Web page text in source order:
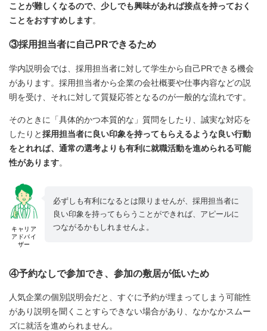
ことが難しくなるので、少しでも興味があれば接点を持っておく
ことをおすすめします。
③採用担当者に自己PRできるため
学内説明会では、採用担当者に対して学生から自己PRできる機会
があります。採用担当者から企業の会社概要や仕事内容などの説
明を受け、それに対して質疑応答となるのが一般的な流れです。
そのときに「具体的かつ本質的な」質問をしたり、誠実な対応を
したりと採用担当者に良い印象を持ってもらえるような良い行動
をとれれば、通常の選考よりも有利に就職活動を進められる可能
性があります。
キャリア
アドバイ
ザー
必ずしも有利になるとは限りませんが、採用担当者に
良い印象を持ってもらうことができれば、アピールに
つながるかもしれませんよ。
④予約なしで参加でき、参加の敷居が低いため
人気企業の個別説明会だと、すぐに予約が埋まってしまう可能性
があり説明を聞くことすらできない場合があり、なかなかスムー
ズに就活を進められません。